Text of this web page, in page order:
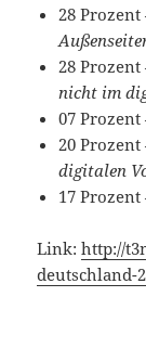
28
28
nicht im
07
20
digitalen
17
Link:http://
deutschland-